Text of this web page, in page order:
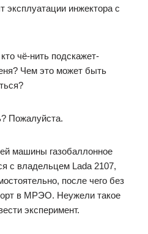
инжектора с
чё-нить подскажет-
Чем это может быть
Пожалуйста.
машины газобаллонное
с владельцем Lada 2107,
после чего без
в МРЭО. Неужели такое
эксперимент.